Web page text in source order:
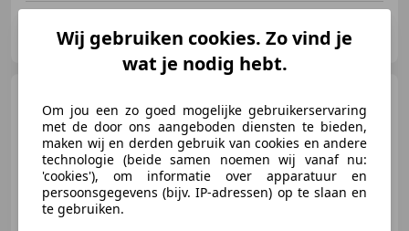
NL-4703 RE ROOSENDAAL
T Distinctive Lusso I Automaat II
Navi I
€ 8.750
Wij gebruiken cookies. Zo vind je
wat je nodig hebt.
Om jou een zo goed mogelijke gebruikerservaring
met de door ons aangeboden diensten te bieden,
maken wij en derden gebruik van cookies en andere
technologie (beide samen noemen wij vanaf nu:
'cookies'), om informatie over apparatuur en
persoonsgegevens (bijv. IP-adressen) op te slaan en
te gebruiken.